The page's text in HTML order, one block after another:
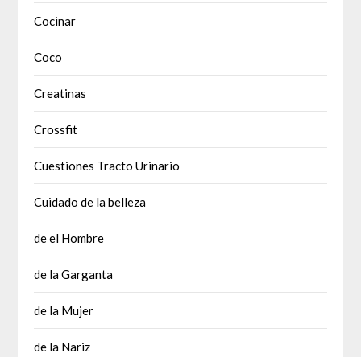
Cocinar
Coco
Creatinas
Crossfit
Cuestiones Tracto Urinario
Cuidado de la belleza
de el Hombre
de la Garganta
de la Mujer
de la Nariz